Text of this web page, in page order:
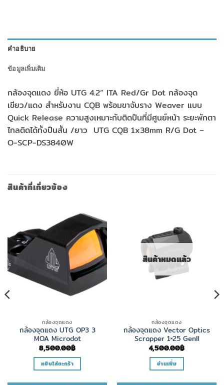
คำอธิบาย
ข้อมูลเพิ่มเติม
กล้องจุดแดง ยี่ห้อ UTG 4.2” ITA Red/Gr Dot กล้องจุด
เขียว/แดง สำหรับงาน CQB พร้อมขาจับราง Weaver แบบ
Quick Release ความสูงเหมาะกับติดปืนที่มีศูนย์หน้า ระยะพักตา
ไกลติดได้ทั้งปืนสั้น /ยาว UTG CQB 1x38mm R/G Dot –
O-SCP-DS3840W
สินค้าที่เกี่ยวข้อง
กล้องจุดแดง
กล้องจุดแดง UTG OP3 3
MOA Microdot
8,500.00฿
หยิบใส่ตะกร้า
สินค้าหมดแล้ว
กล้องจุดแดง
กล้องจุดแดง Vector Optics
Scrapper 1×25 GenII
4,500.00฿
อ่านเพิ่ม